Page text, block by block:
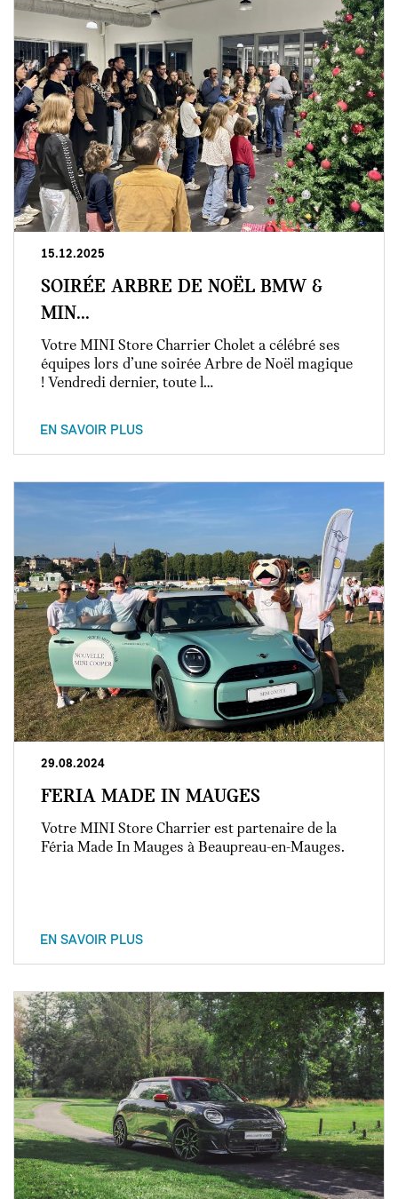
15.12.2025
SOIRÉE ARBRE DE NOËL BMW &
MIN...
Votre MINI Store Charrier Cholet a célébré ses
équipes lors d’une soirée Arbre de Noël magique
! Vendredi dernier, toute l…
EN SAVOIR PLUS
29.08.2024
FERIA MADE IN MAUGES
Votre MINI Store Charrier est partenaire de la
Féria Made In Mauges à Beaupreau-en-Mauges.
EN SAVOIR PLUS